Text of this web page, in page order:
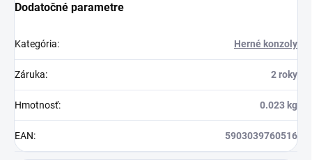
Dodatočné parametre
Kategória: Herné konzoly
Záruka: 2 roky
Hmotnosť: 0.023 kg
EAN: 5903039760516